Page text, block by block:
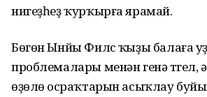
нигеҙһеҙ ҡурҡырға ярамай.
Бөгөн Ынйы Филүс ҡыҙы балаға
проблемалары менән генә түгел,
өҙөлөү осраҡтарын асыҡлау